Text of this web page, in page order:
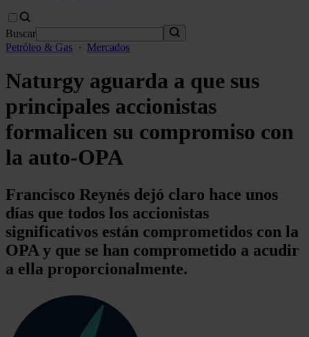
Buscar
Petróleo & Gas · Mercados
Naturgy aguarda a que sus
principales accionistas
formalicen su compromiso con
la auto-OPA
Francisco Reynés dejó claro hace unos
días que todos los accionistas
significativos están comprometidos con la
OPA y que se han comprometido a acudir
a ella proporcionalmente.